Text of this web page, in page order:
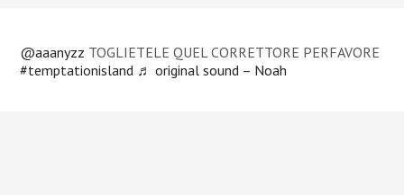
@aaanyzz TOGLIETELE QUEL CORRETTORE PERFAVORE
#temptationisland ♬ original sound – Noah